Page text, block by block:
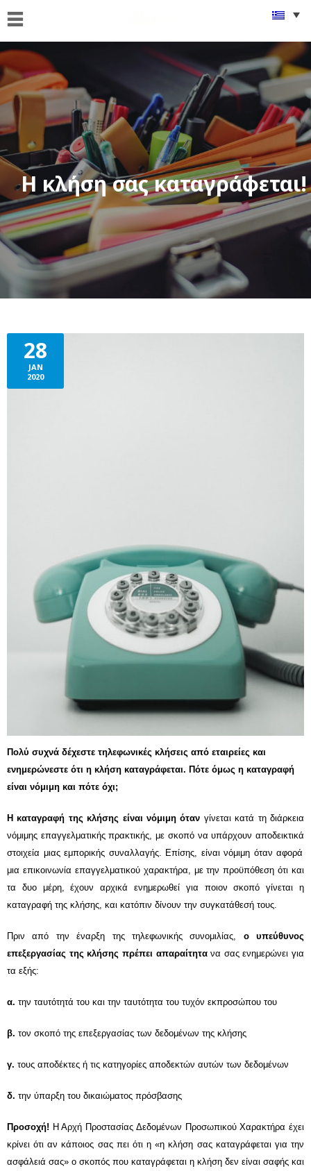
Η κλήση σας καταγράφεται!
28
JAN
2020
Πολύ συχνά δέχεστε τηλεφωνικές κλήσεις από εταιρείες και
ενημερώνεστε ότι η κλήση καταγράφεται. Πότε όμως η καταγραφή
είναι νόμιμη και πότε όχι;
Η καταγραφή της κλήσης είναι νόμιμη όταν γίνεταικατά τη διάρκεια
νόμιμης επαγγελματικής πρακτικής, με σκοπό να υπάρχουναποδεικτικά
στοιχεία μιαςεμπορικής συναλλαγής. Επίσης, είναι νόμιμη όταν αφορά
μια επικοινωνία επαγγελματικού χαρακτήρα, μετην προϋπόθεση ότι και
τα δυο μέρη,έχουν αρχικά ενημερωθεί για ποιον σκοπό γίνεται η
καταγραφή της κλήσης και κατόπιν δίνουν την συγκατάθεσή τους.
Πριν από την έναρξη της τηλεφωνικής συνομιλίας, ο υπεύθυνος
επεξεργασίας της κλήσης πρέπει απαραίτητανα σας ενημερώνει για
τα εξής:
α. την ταυτότητά του και την ταυτότητα του τυχόν εκπροσώπου του
β. τον σκοπό της επεξεργασίας των δεδομένων της κλήσης
γ. τους αποδέκτες ή τις κατηγορίες αποδεκτών αυτών των δεδομένων
δ. την ύπαρξη του δικαιώματος πρόσβασης
Προσοχή! Η Αρχή Προστασίας Δεδομένων Προσωπικού Χαρακτήρα έχει
κρίνει ότιαν κάποιος σας πει ότι η«η κλήση σας καταγράφεται για την
ασφάλειά σας» ο σκοπός που καταγράφεται η κλήση δεν είναι σαφής και
ΕΙΜΑΣΤΕ
ΤΙ
ΚΑΝΟΥΜΕ
FAMus
Project
GDPR
ΝΕΑ
ΟΜΟΓΕΝΕΙΑ
ΕΠΙΚΟΙΝΩΝΙΑ